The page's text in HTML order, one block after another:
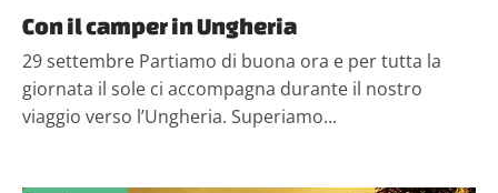
Con il camper in Ungheria
29 settembre Partiamo di buona ora e per tutta la
giornata il sole ci accompagna durante il nostro
viaggio verso l’Ungheria. Superiamo...